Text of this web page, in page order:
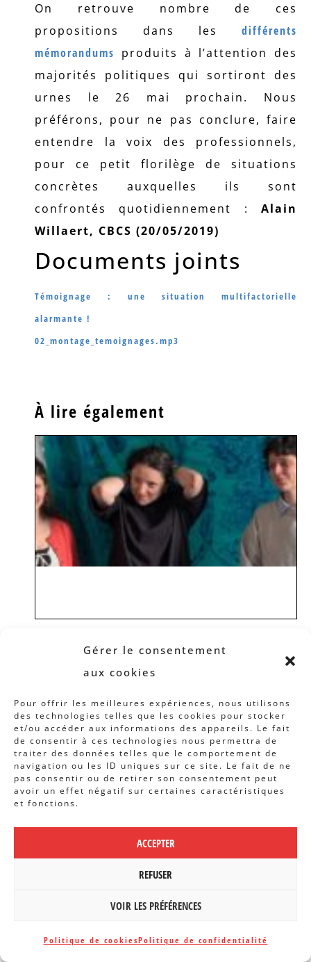
Gérer le consentement
aux cookies
Pour offrir les meilleures expériences, nous utilisons
des technologies telles que les cookies pour stocker
et/ou accéder aux informations des appareils. Le fait
de consentir à ces technologies nous permettra de
traiter des données telles que le comportement de
navigation ou les ID uniques sur ce site. Le fait de ne
pas consentir ou de retirer son consentement peut
avoir un effet négatif sur certaines caractéristiques
et fonctions.
ACCEPTER
REFUSER
VOIR LES PRÉFÉRENCES
Politique de cookiesPolitique de confidentialité
On retrouve nombre de ces
propositions dans les différents
mémorandums produits à l’attention des
majorités politiques qui sortiront des
urnes le 26 mai prochain. Nous
préférons, pour ne pas conclure, faire
entendre la voix des professionnels,
pour ce petit florilège de situations
concrètes auxquelles ils sont
confrontés quotidiennement : Alain
Willaert, CBCS (20/05/2019)
Documents joints
Témoignage : une situation multifactorielle
alarmante !
02_montage_temoignages.mp3
À lire également